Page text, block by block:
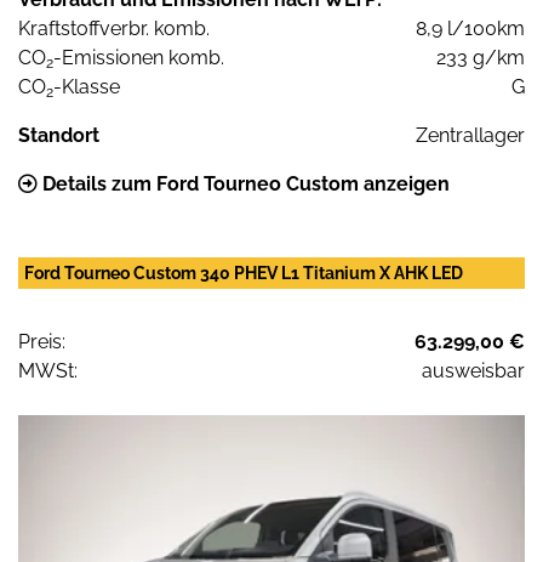
Kraftstoffverbr. komb.
8,9 l/100km
CO2-Emissionen komb.
233 g/km
CO2-Klasse G
Standort Zentrallager
Details zum Ford Tourneo Custom anzeigen
Ford Tourneo Custom 340 PHEV L1 Titanium X AHK LED
Preis:
63.299,00 €
MWSt:
ausweisbar